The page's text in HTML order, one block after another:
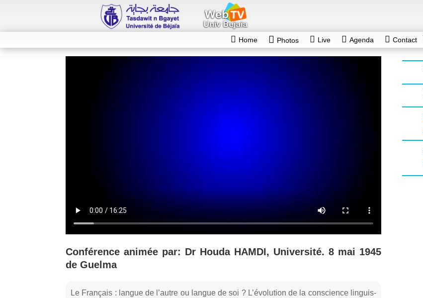
Home Photos Live Agenda Contact
Conférence animée par: Dr Houda HAMDI, Université. 8 mai 1945
de Guelma
Le Français : langue de l’autre ou langue de soi ? L’évolution de la conscience linguis-